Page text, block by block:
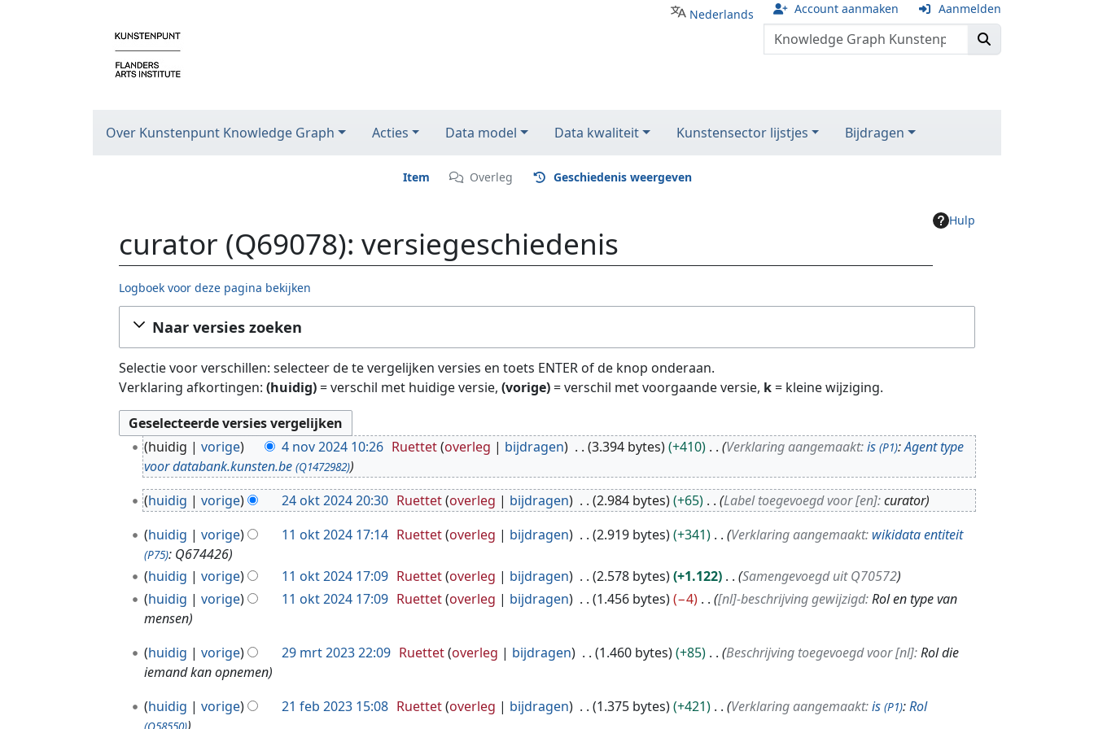
Nederlands Account aanmaken Aanmelden
Over Kunstenpunt Knowledge Graph Acties Data model Data kwaliteit Kunstensector lijstjes Bijdragen
Item Overleg Geschiedenis weergeven
Hulp
curator (Q69078): versiegeschiedenis
Logboek voor deze pagina bekijken
Ga naar:navigatie,zoeken
Naar versies zoeken
Selectie voor verschillen: selecteer de te vergelijken versies en toets ENTER of de knop onderaan.
Verklaring afkortingen: (huidig)= verschil met huidige versie, (vorige)= verschil met voorgaande versie, k= kleine wijziging.
huidig vorige 4 nov 2024 10:26 Ruettet overleg bijdragen 3.394 bytes +410 Verklaring aangemaakt:is (P1):Agent type
voor databank.kunsten.be (Q1472982)
huidig vorige 24 okt 2024 20:30 Ruettet overleg bijdragen 2.984 bytes +65 Label toegevoegd voor [en]:curator
huidig vorige 11 okt 2024 17:14 Ruettet overleg bijdragen 2.919 bytes +341 Verklaring aangemaakt: wikidata entiteit
(P75): Q674426
huidig
vorige 11 okt 2024 17:09 Ruettet overleg bijdragen 2.578 bytes +1.122
Samengevoegd uit Q70572
huidig
vorige 11 okt 2024 17:09 Ruettet overleg bijdragen 1.456 bytes −4 [nl]-beschrijving gewijzigd:Rol en type van
mensen
huidig vorige 29 mrt 2023 22:09 Ruettet overleg bijdragen 1.460 bytes +85 Beschrijving toegevoegd voor [nl]:Rol die
iemand kan opnemen
huidig vorige 21 feb 2023 15:08 Ruettet overleg bijdragen 1.375 bytes +421 Verklaring aangemaakt:is (P1):Rol